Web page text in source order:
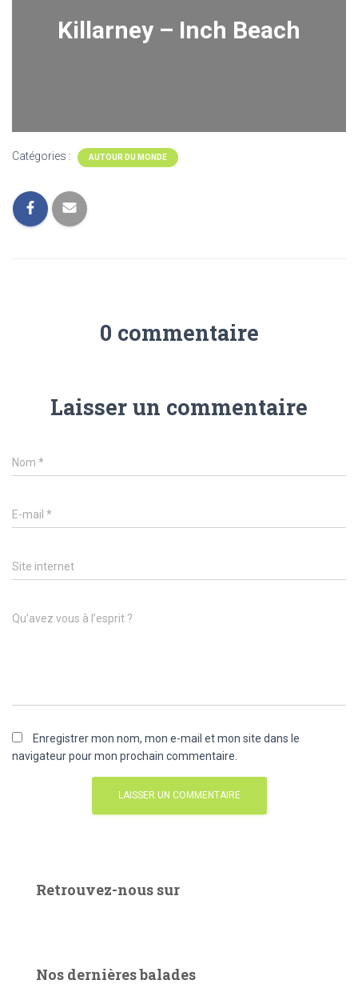
Killarney – Inch Beach
Catégories : AUTOUR DU MONDE
0 commentaire
Laisser un commentaire
Nom *
E-mail *
Site internet
Qu’avez vous à l’esprit ?
Enregistrer mon nom, mon e-mail et mon site dans le
navigateur pour mon prochain commentaire.
Retrouvez-nous sur
Nos dernières balades